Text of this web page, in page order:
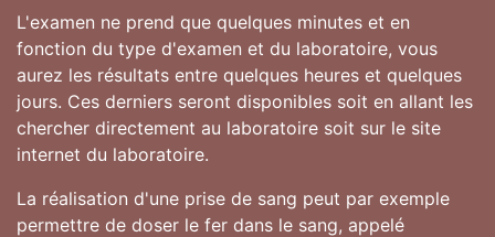
L'examen ne prend que quelques minutes et en
fonction du type d'examen et du laboratoire, vous
aurez les résultats entre quelques heures et quelques
jours. Ces derniers seront disponibles soit en allant les
chercher directement au laboratoire soit sur le site
internet du laboratoire.
La réalisation d'une prise de sang peut par exemple
permettre de doser le fer dans le sang, appelé